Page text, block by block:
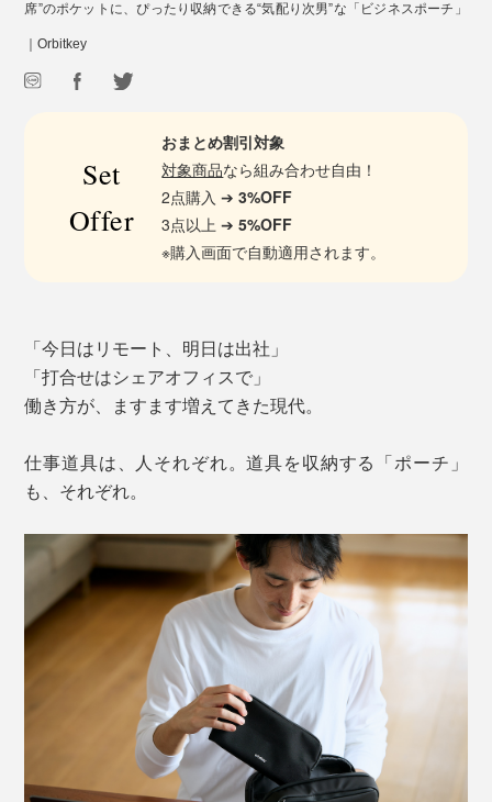
席”のポケットに、ぴったり収納できる“気配り次男”な「ビジネスポーチ」
｜Orbitkey
Set
Offer
おまとめ割引対象
対象商品なら組み合わせ自由！
2点購入 ➔3%OFF
3点以上 ➔5%OFF
※購入画面で自動適用されます。
「今日はリモート、明日は出社」
「打合せはシェアオフィスで」
働き方が、ますます増えてきた現代。
仕事道具は、人それぞれ。道具を収納する「ポーチ」
も、それぞれ。